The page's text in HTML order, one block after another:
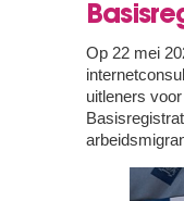
Op 22 mei
uitleners